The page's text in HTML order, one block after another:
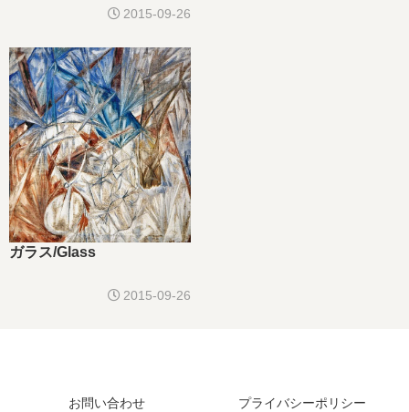
2015-09-26
ガラス/Glass
2015-09-26
お問い合わせ プライバシーポリシー